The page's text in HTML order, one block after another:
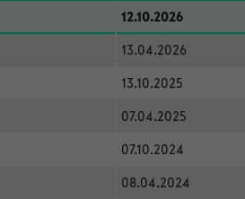
12.10.2026
13.04.2026
13.10.2025
07.04.2025
07.10.2024
08.04.2024